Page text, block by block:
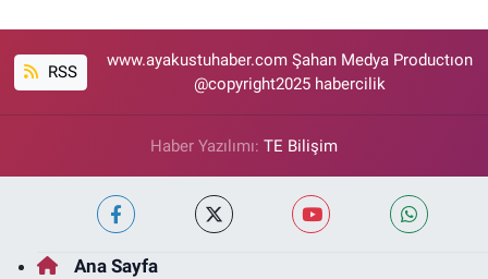
RSS
www.ayakustuhaber.com Şahan Medya Productıon
@copyright2025 habercilik
Haber Yazılımı: TE Bilişim
Ana Sayfa